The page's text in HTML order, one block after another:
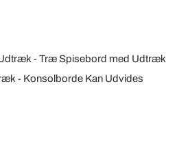
Træ Spisebord med Udtræk
Konsolborde Kan Udvides